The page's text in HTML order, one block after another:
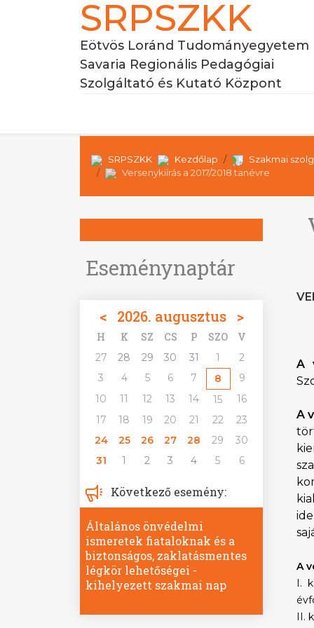
SRPSZKK
Eötvös Loránd Tudományegyetem
Savaria Regionális Pedagógiai
Szolgáltató és Kutató Központ
SRPSZKK Kezdőlap Szakmai
Versenykiírás a 2017/2018.tanévre
Eseménynaptár
< 2026. augusztus >
H K SZ CS P SZO V
27 28 29 30 31 1
2
3
4 5 6 7 8
9
10
11 12 13 14 15
16
17
18 19 20 21 22
23
24
25 26 27 28 29
30
31
1 2 3 4 5 6
Következő esemény:
Általános önvédelmi
ismeretek fiataloknak és a
biztonságos, zaklatásmentes
légkör lehetőségei -
kihelyezett szakmai nap
A
A
A
I.
II.